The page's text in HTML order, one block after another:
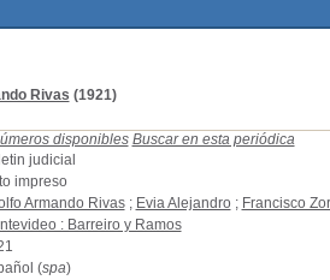
Rivas (1921)
disponibles Buscar en esta periódica
judicial
impreso
Armando Rivas; Evia Alejandro; Francisco
: Barreiro y Ramos
(spa)